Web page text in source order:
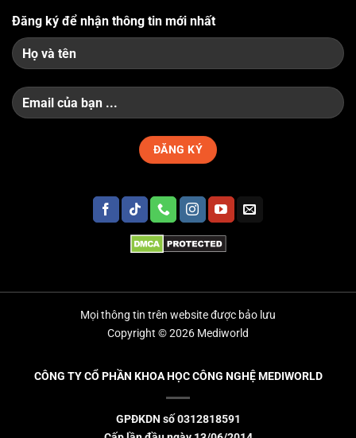
Đăng ký để nhận thông tin mới nhất
Mọi thông tin trên website được bảo lưu
Copyright © 2026 Mediworld
CÔNG TY CỔ PHẦN KHOA HỌC CÔNG NGHỆ MEDIWORLD
GPĐKDN số 0312818591